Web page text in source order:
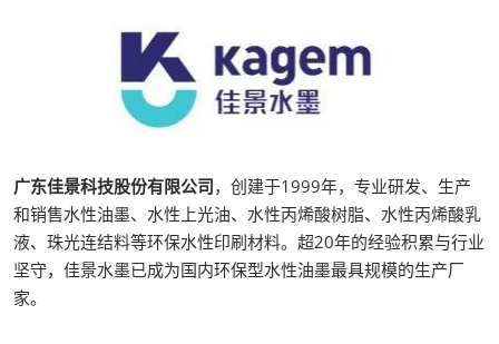
广东佳景科技股份有限公司，创建于1999年，专业研发、生产
和销售水性油墨、水性上光油、水性丙烯酸树脂、水性丙烯酸乳
液、珠光连结料等环保水性印刷材料。超20年的经验积累与行业
坚守，佳景水墨已成为国内环保型水性油墨最具规模的生产厂
家。